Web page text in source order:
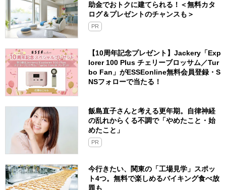
助金でおトクに建てられる！＜無料カタ
ログ＆プレゼントのチャンスも＞
PR
【10周年記念プレゼント】Jackery「Exp
lorer 100 Plus チェリーブロッサム／Tur
bo Fan」がESSEonline無料会員登録・S
NSフォローで当たる！
飯島直子さんと考える更年期。自律神経
の乱れからくる不調で「やめたこと・始
めたこと」
PR
今行きたい、関東の「工場見学」スポッ
ト4つ。無料で楽しめるバイキング食べ放
題も